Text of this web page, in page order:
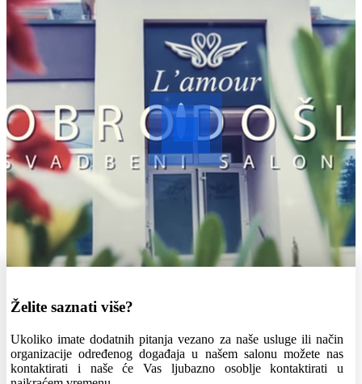
Želite saznati više?
Ukoliko imate dodatnih pitanja vezano za naše usluge ili način
organizacije određenog događaja u našem salonu možete nas
kontaktirati i naše će Vas ljubazno osoblje kontaktirati u